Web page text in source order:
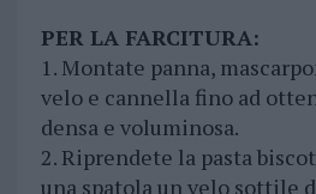
PER LA FARCITURA:
1. Montate panna,
velo e cannella fino ad
densa e voluminosa.
2. Riprendete la pasta
una spatola un velo sottile